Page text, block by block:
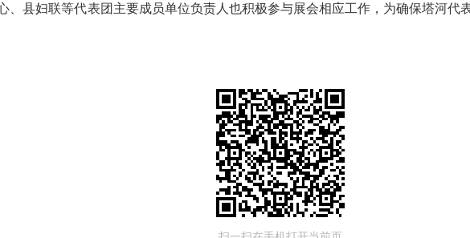
、县妇联等代表团主要成员单位负责人也积极参与展会相应工作，为确保塔河代